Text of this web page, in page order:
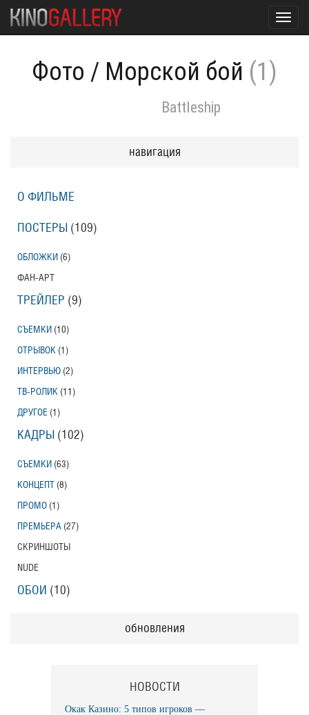
Фото / Морской бой (1)
Battleship
навигация
О ФИЛЬМЕ
ПОСТЕРЫ (109)
ОБЛОЖКИ (6)
ФАН-АРТ
ТРЕЙЛЕР (9)
СЪЕМКИ (10)
ОТРЫВОК (1)
ИНТЕРВЬЮ (2)
ТВ-РОЛИК (11)
ДРУГОЕ (1)
КАДРЫ (102)
СЪЕМКИ (63)
КОНЦЕПТ (8)
ПРОМО (1)
ПРЕМЬЕРА (27)
СКРИНШОТЫ
NUDE
ОБОИ (10)
обновления
НОВОСТИ
Окак Казино: 5 типов игроков —